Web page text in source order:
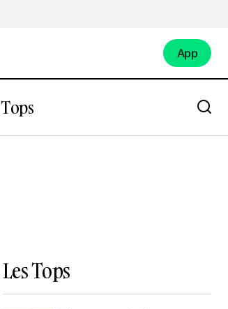
App
Tops
Les Tops